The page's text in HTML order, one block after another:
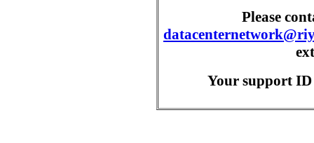
Please
Your support